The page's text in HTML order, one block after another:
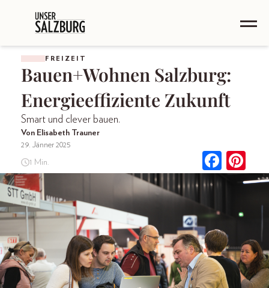
FREIZEIT
Bauen+Wohnen Salzburg:
Energieeffiziente Zukunft
Smart und clever bauen.
Von Elisabeth Trauner
29. Jänner 2025
1 Min.